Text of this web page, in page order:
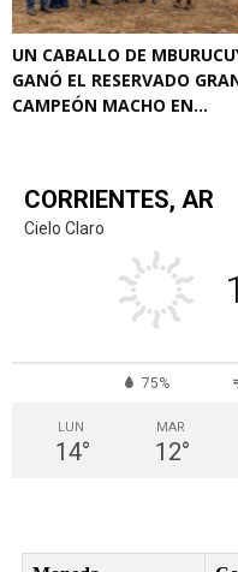
UN CABALLO DE
GANÓ EL RESERVADO
CAMPEÓN MACHO EN...
CORRIENTES, AR
Cielo Claro
75%
LUN
14°
MAR
12°